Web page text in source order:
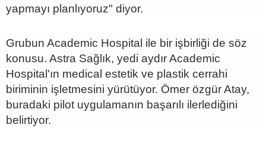
yapmayı planlıyoruz" diyor.
Grubun Academic Hospital ile bir işbirliği de söz
konusu. Astra Sağlık, yedi aydır Academic
Hospital'ın medical estetik ve plastik cerrahi
biriminin işletmesini yürütüyor. Ömer özgür Atay,
buradaki pilot uygulamanın başarılı ilerlediğini
belirtiyor.